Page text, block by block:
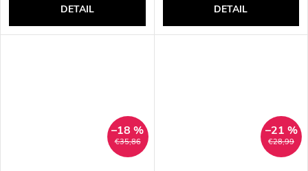
DETAIL DETAIL
€35,86
–18 %
€28,99
–21 %